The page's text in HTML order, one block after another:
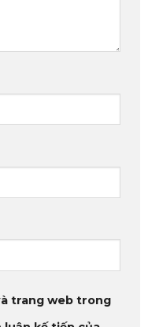
trang web trong